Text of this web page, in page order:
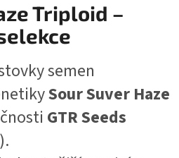
Triploid –
semen
Sour Suver Haze
GTR Seeds
).